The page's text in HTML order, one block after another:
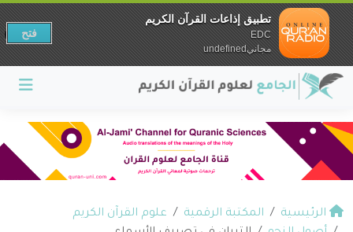
الرئيسية المكتبة الرقمية
علوم القرآن الكريم
تطبيق إذاعات القرآن الكريم
EDC
مجانيundefined
فتح